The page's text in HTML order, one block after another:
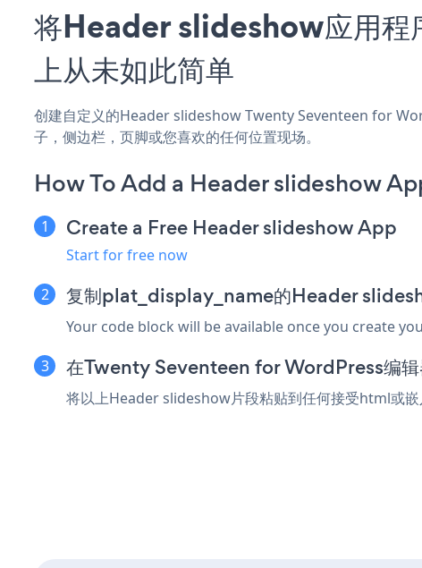
将Header slideshow应用
上从未如此简单
创建自定义的Header slideshow Twenty Seventeen for
子，侧边栏，页脚或您喜欢的任何位置现场。
How To Add a Header slideshow
Create a Free Header slideshow App
Start for free now
复制plat_display_name的Header
Your code block will be available once you create
在Twenty Seventeen for WordPress编辑
将以上Header slideshow片段粘贴到任何接受html或